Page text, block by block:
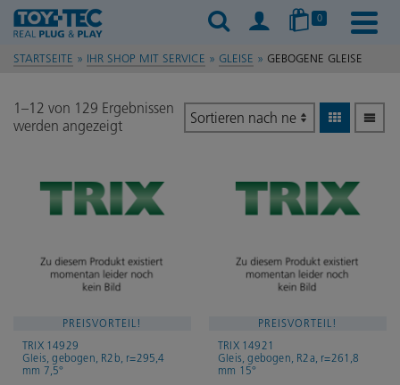
0
STARTSEITE » IHR SHOP MIT SERVICE » GLEISE » GEBOGENE GLEISE
1–12 von 129 Ergebnissen
werden angezeigtNach
PREISVORTEIL!
TRIX 14929
Gleis, gebogen, R2b, r=295,4
mm 7,5°
PREISVORTEIL!
TRIX 14921
Gleis, gebogen, R2a, r=261,8
mm 15°